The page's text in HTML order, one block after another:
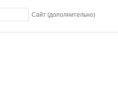
Сайт (дополнительно)